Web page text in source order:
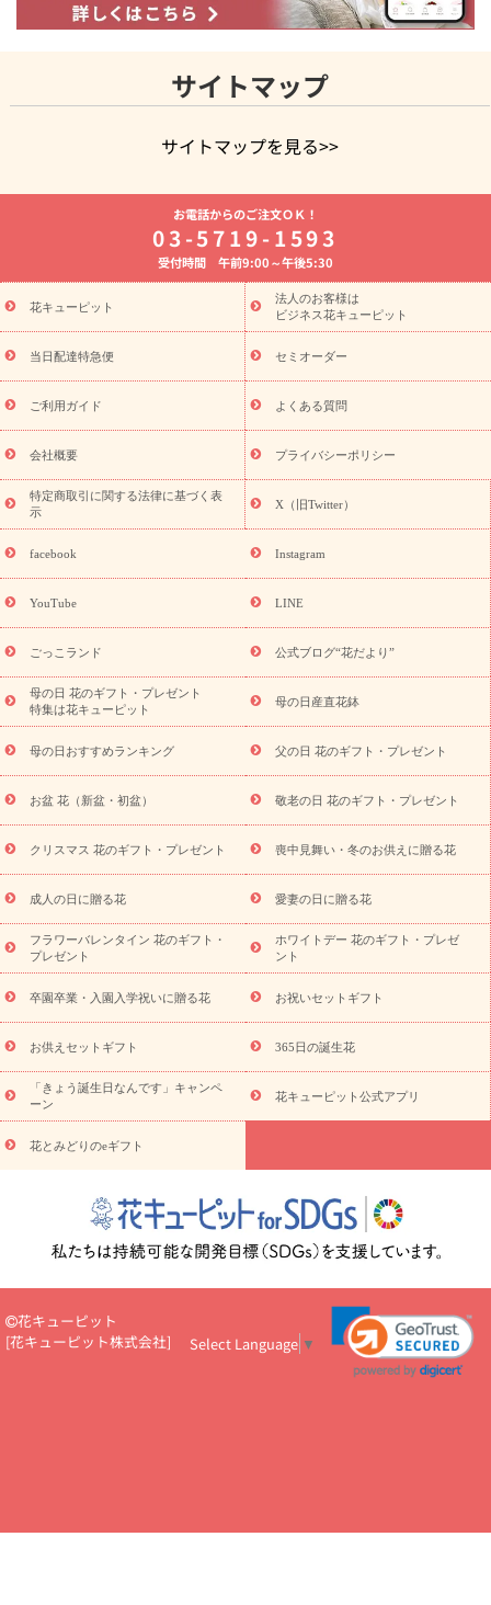
サイトマップ
サイトマップを見る>>
よく贈られる花
お祝いの花特集
誕生日フラワーギフト特集
8月の誕生花(トルコキキョウ)
開店・開業祝い
お供え・お悔やみ お供え・お悔やみの花
通夜・葬儀に贈る花 胡蝶蘭・花鉢
ーブドフラワー
季節のイベント
ひまわり ギフト・プレゼント
特集
お盆 花（新盆・初盆） 季節のイベント
お盆 花（新
盆・初盆）
お盆 花（新盆・初盆）
お盆・お供え 花とセットギ
フト
お盆・お供え プリザーブドフラワー
ひまわり ギフト・プ
レゼント特集
夏の花贈り・お中元・暑中見舞い 花のギフト特集
敬老の日におくる花ギフト・プレゼント特集
花ギフト・プレゼント特集
敬老の日 花のおすすめランキング
敬
老の日 花鉢植えのギフト・プレゼント特集
敬老の日 花とセットギ
フト・プレゼント特集
敬老の日の花 全てのギフト一覧
キャン
ペーン
映画『ウォーターガーディアンズ』コラボキャンペーン
「きょう誕生日なんです」キャンペーン
誕生日の花を探す
誕生日フラワーギフト 誕生日フラワーギフト特集
9月の誕生花(リンドウ)
ら探す
お祝いの花特集 当日配達特急便 お祝い商品一覧
念日
結婚祝い 出産祝い 退院祝い・快気祝い
寿祝い
プチギフト ペットのお祝いフラワー
お供え・お悔やみの花
四十九日法要以降に贈る花
通夜・葬儀
に贈る花
お供え お花とセットギフト
お供え プリザーブドフラ
ワー
ペットのお供えフラワー お盆（新盆・初盆）
その他
お祝い返し
お見舞い お取り寄せギフト ビジネス用
ご自宅
用
観葉植物 ミディ胡蝶蘭 プリザーブドフラワー
スタイル
から探す
アレンジメント 花束 スタンド花 お祝い
お供
え・お悔やみ
胡蝶蘭・花鉢
ミディ胡蝶蘭・お祝い
ミディ胡蝶蘭・お供え
世界初の青色胡蝶蘭 観葉植物
観葉植
物
産直多肉植物 プリザーブドフラワー お祝い
お供え・お
悔やみ
花とセットギフト セミオーダー
プチギフト
（hanamore -ハナモア-）
花とみどりのeギフト
トのeGfit
カラー ピンク イエローオレンジ レッド
お花の
種類
バラ ユリ トルコキキョウ 予算から探す
お祝い・3000円～ お祝い・4000円～ お祝い・5000円～
お
祝い・7000円～ お祝い・10000円～ お供え・お悔やみ
え・お悔やみ・3000円～ お供え・お悔やみ・5000円～
お供
え・お悔やみ・7000円～
365日の誕生花カレンダー
いのマナー
定年退職祝いのマナー
お祝いを贈るときのマナー・
花キューピットのお祝いコラム一覧
誕生日のお花を「色
彩心理学」で選ぶ方法
結婚祝いの予算相場
出産祝いお役立ち情
報
転職祝いのマナー基礎知識
ペットのお祝いワンポイントアド
お見舞いのマナーとル
ール
新築引っ越し祝いコラム お祝い花のマナー総まとめ
職
場上司や先輩へ贈るお祝い花の正解は？
開店祝いの花 選び方ガイ
あり)
花キューピット×専門家
CO2排出量削減 / SDGsを考える
お電話からのご注文ＯＫ！
03-5719-1593
受付時間 午前9:00～午後5:30
花キューピット
法人のお客様は
ビジネス花キューピット
当日配達特急便 セミオーダー
ご利用ガイド よくある質問
会社概要 プライバシーポリシー
特定商取引に関する法律に基づく表
示
X（旧Twitter）
facebook Instagram
YouTube LINE
ごっこランド 公式ブログ“花だより”
母の日 花のギフト・プレゼント
特集は花キューピット
母の日産直花鉢
母の日おすすめランキング 父の日 花のギフト・プレゼント
お盆 花（新盆・初盆） 敬老の日 花のギフト・プレゼント
クリスマス 花のギフト・プレゼント 喪中見舞い・冬のお供えに贈る花
成人の日に贈る花 愛妻の日に贈る花
フラワーバレンタイン 花のギフト・
プレゼント
ホワイトデー 花のギフト・プレゼ
ント
卒園卒業・入園入学祝いに贈る花 お祝いセットギフト
お供えセットギフト 365日の誕生花
「きょう誕生日なんです」キャンペ
ーン
花キューピット公式アプリ
花とみどりのeギフト
花キューピット
[花キューピット株式会社] Select Language ▼